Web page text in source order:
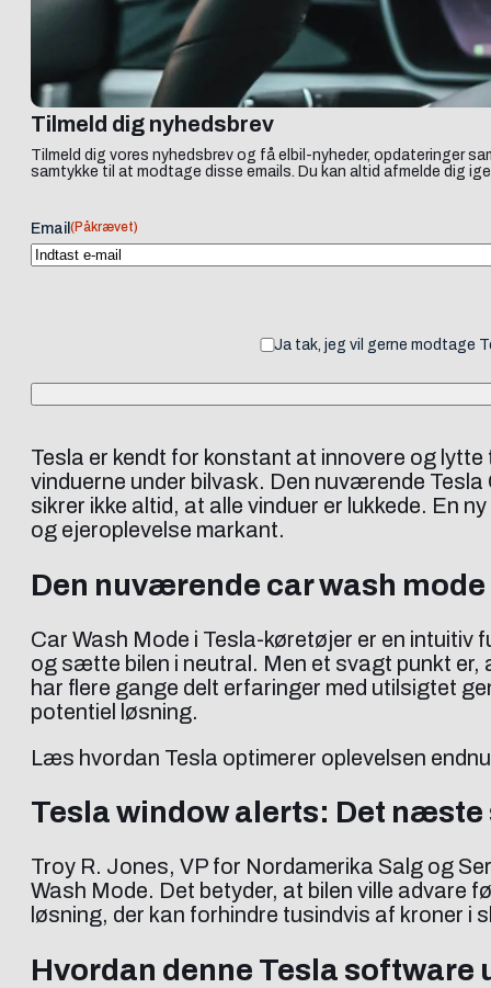
Tilmeld dig nyhedsbrev
Tilmeld dig vores nyhedsbrev og få elbil-nyheder, opdateringer
samtykke til at modtage disse emails. Du kan altid afmelde dig
Email (Påkrævet)
Ja tak, jeg vil gerne modtage
Tesla er kendt for konstant at innovere og
vinduerne under bilvask. Den nuværende
sikrer ikke altid, at alle vinduer er lukkede. En
og ejeroplevelse markant.
Den nuværende car wash
Car Wash Mode i Tesla-køretøjer er en intuitiv
og sætte bilen i neutral. Men et svagt punkt er,
har flere gange delt erfaringer med utilsigtet
potentiel løsning.
Læs hvordan Tesla optimerer oplevelsen
Tesla window alerts: Det
Troy R. Jones, VP for Nordamerika Salg og
Wash Mode. Det betyder, at bilen ville advare
løsning, der kan forhindre tusindvis af kroner i
Hvordan denne Tesla